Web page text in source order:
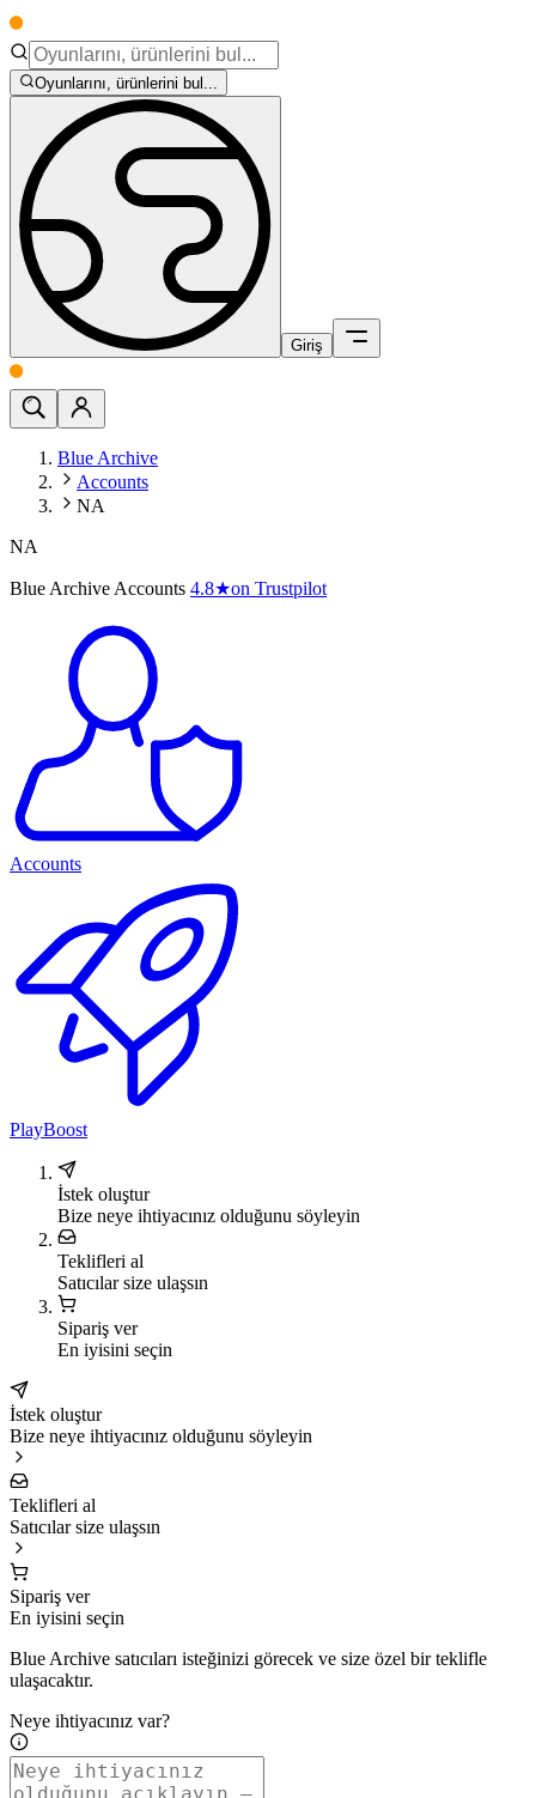
Oyunlarını, ürünlerini bul...
Giriş
Blue Archive
Accounts
NA
NA
Blue Archive Accounts 4.8★on Trustpilot
Accounts
PlayBoost
İstek oluştur
Bize neye ihtiyacınız olduğunu söyleyin
Teklifleri al
Satıcılar size ulaşsın
Sipariş ver
En iyisini seçin
İstek oluştur
Bize neye ihtiyacınız olduğunu söyleyin
Teklifleri al
Satıcılar size ulaşsın
Sipariş ver
En iyisini seçin
Blue Archive satıcıları isteğinizi görecek ve size özel bir teklifle
ulaşacaktır.
Neye ihtiyacınız var?